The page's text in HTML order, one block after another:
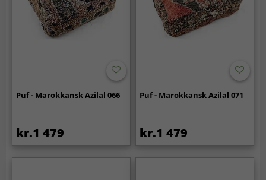
Puf - Marokkansk Azilal 066
kr.1 479
Puf - Marokkansk Azilal 071
kr.1 479